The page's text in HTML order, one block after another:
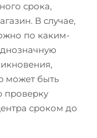
срока,
В случае,
по каким-
может быть
проверку
сроком до